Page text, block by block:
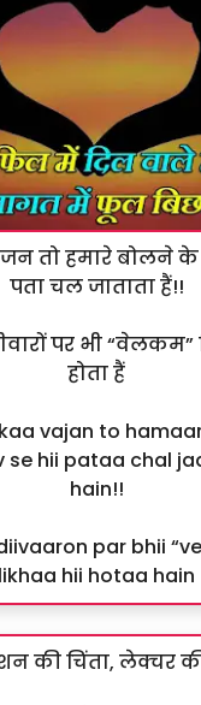
तो हमारे बोलने के
पता चल जाताता हैं!!
पर भी “वेलकम”
होता हैं
vajan to
se hii pataa chal
hain!!
par bhii
likhaa hii hotaa hain
की चिंता, लेक्चर